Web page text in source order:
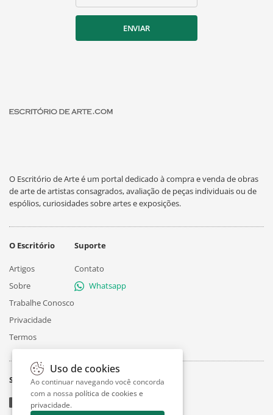
ENVIAR
O Escritório de Arte é um portal dedicado à compra e venda de obras
de arte de artistas consagrados, avaliação de peças individuais ou de
espólios, curiosidades sobre artes e exposições.
O Escritório
Artigos
Sobre
Trabalhe Conosco
Privacidade
Termos
Suporte
Contato
Whatsapp
Siga
Uso de cookies
Ao continuar navegando você concorda
com a nossa política de cookies e
privacidade.